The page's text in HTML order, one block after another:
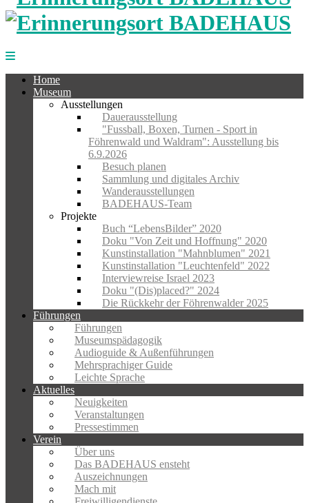
Home
Museum
Ausstellungen
Dauerausstellung
"Fussball, Boxen, Turnen - Sport in
Föhrenwald und Waldram": Ausstellung bis
6.9.2026
Besuch planen
Sammlung und digitales Archiv
Wanderausstellungen
BADEHAUS-Team
Projekte
Buch “LebensBilder” 2020
Doku "Von Zeit und Hoffnung" 2020
Kunstinstallation "Mahnblumen" 2021
Kunstinstallation "Leuchtenfeld" 2022
Interviewreise Israel 2023
Doku "(Dis)placed?" 2024
Die Rückkehr der Föhrenwalder 2025
Führungen
Führungen
Museumspädagogik
Audioguide & Außenführungen
Mehrsprachiger Guide
Leichte Sprache
Aktuelles
Neuigkeiten
Veranstaltungen
Pressestimmen
Verein
Über uns
Das BADEHAUS ensteht
Auszeichnungen
Mach mit